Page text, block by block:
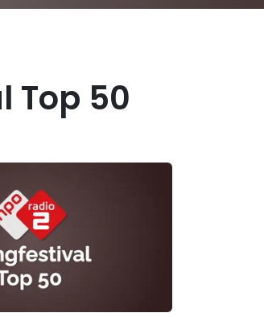
Top 50
hitlijsten